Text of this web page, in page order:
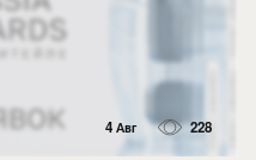
4 Авг 228